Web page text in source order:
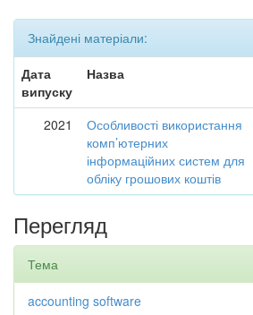
Знайдені матеріали:
Дата
випуску
Назва
2021
Особливості використання
комп’ютерних
інформаційних систем для
обліку грошових коштів
Перегляд
Тема
accounting software